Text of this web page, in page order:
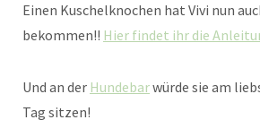
Einen Kuschelknochen hat Vivi nun
bekommen!! Hier findet ihr die
Und an der Hundebarwürde sie am
Tag sitzen!